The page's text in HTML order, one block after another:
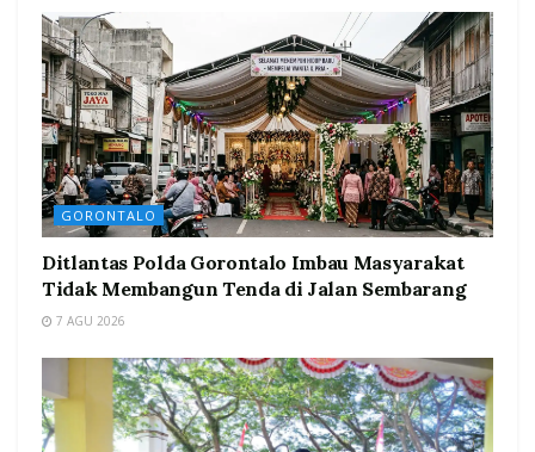
GORONTALO
Ditlantas Polda Gorontalo Imbau Masyarakat
Tidak Membangun Tenda di Jalan Sembarang
7 AGU 2026